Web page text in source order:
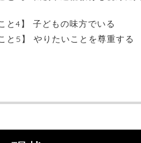
と4】 子どもの味方でいる
と5】 やりたいことを尊重する